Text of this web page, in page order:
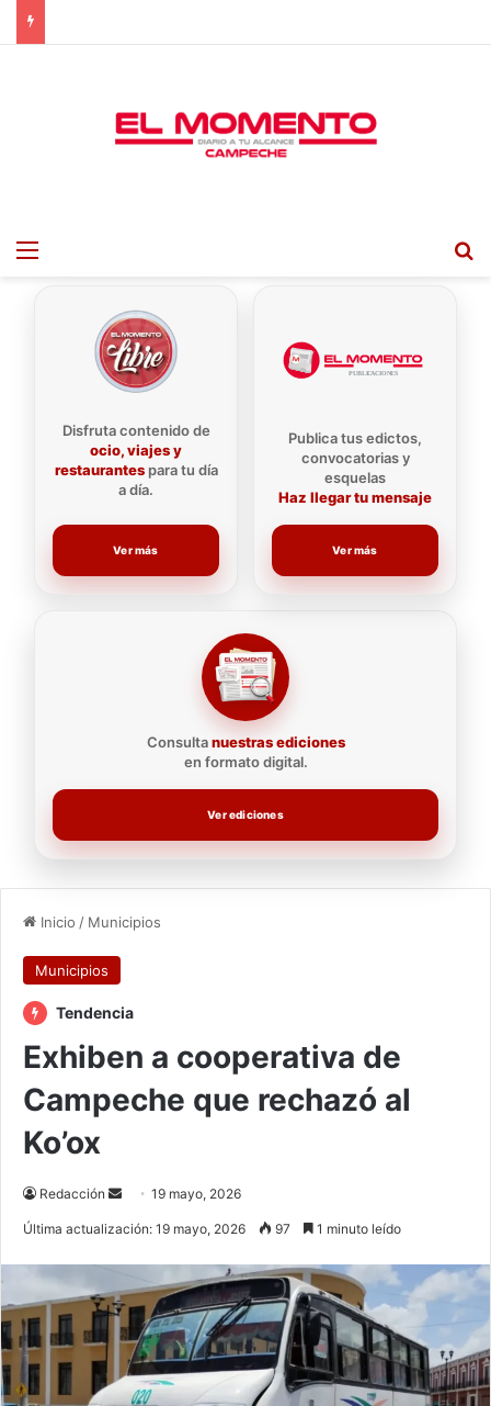
Menu
Disfruta contenido de
ocio, viajes y
restaurantespara tu día
a día.
Ver más
Consultanuestras ediciones
en formato digital.
Ver ediciones
Publica tus edictos,
convocatorias y
esquelas
Haz llegar tu mensaje
Ver más
Inicio / Municipios
Municipios
Tendencia
Exhiben a cooperativa de
Campeche que rechazó al
Ko’ox
Redacción
Send19 mayo, 2026
Última actualización: 19 mayo, 2026 97 1 minuto leído